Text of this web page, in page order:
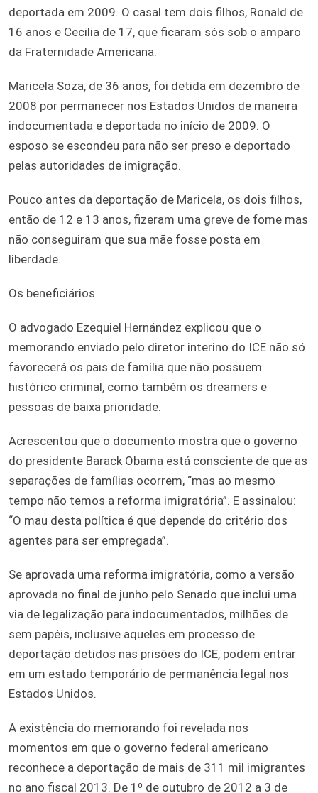
deportada em 2009. O casal tem dois filhos, Ronald de
16 anos e Cecilia de 17, que ficaram sós sob o amparo
da Fraternidade Americana.
Maricela Soza, de 36 anos, foi detida em dezembro de
2008 por permanecer nos Estados Unidos de maneira
indocumentada e deportada no início de 2009. O
esposo se escondeu para não ser preso e deportado
pelas autoridades de imigração.
Pouco antes da deportação de Maricela, os dois filhos,
então de 12 e 13 anos, fizeram uma greve de fome mas
não conseguiram que sua mãe fosse posta em
liberdade.
Os beneficiários
O advogado Ezequiel Hernández explicou que o
memorando enviado pelo diretor interino do ICE não só
favorecerá os pais de família que não possuem
histórico criminal, como também os dreamers e
pessoas de baixa prioridade.
Acrescentou que o documento mostra que o governo
do presidente Barack Obama está consciente de que as
separações de famílias ocorrem, “mas ao mesmo
tempo não temos a reforma imigratória”. E assinalou:
“O mau desta política é que depende do critério dos
agentes para ser empregada”.
Se aprovada uma reforma imigratória, como a versão
aprovada no final de junho pelo Senado que inclui uma
via de legalização para indocumentados, milhões de
sem papéis, inclusive aqueles em processo de
deportação detidos nas prisões do ICE, podem entrar
em um estado temporário de permanência legal nos
Estados Unidos.
A existência do memorando foi revelada nos
momentos em que o governo federal americano
reconhece a deportação de mais de 311 mil imigrantes
no ano fiscal 2013. De 1º de outubro de 2012 a 3 de